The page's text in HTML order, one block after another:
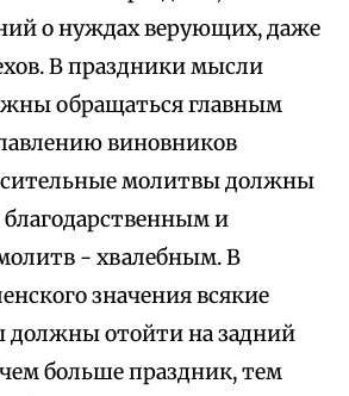
о нуждах верующих, даже
В праздники мысли
обращаться главным
виновников
молитвы должны
благодарственным и
- хвалебным. В
значения всякие
отойти на задний
больше праздник, тем